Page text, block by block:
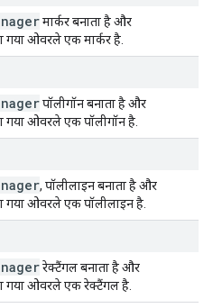
मार्कर बनाता है और
गया ओवरले एक मार्कर है.
पॉलीगॉन बनाता है और
गया ओवरले एक पॉलीगॉन है.
, पॉलीलाइन बनाता है और
गया ओवरले एक पॉलीलाइन है.
रेक्टैंगल बनाता है और
गया ओवरले एक रेक्टैंगल है.